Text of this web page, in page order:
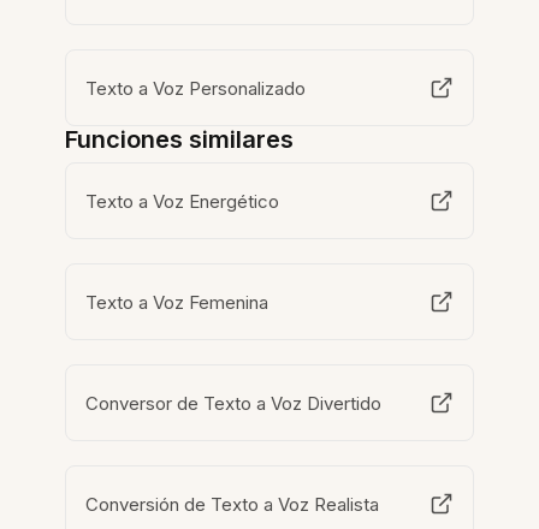
Texto a Voz Personalizado
Funciones similares
Texto a Voz Energético
Texto a Voz Femenina
Conversor de Texto a Voz Divertido
Conversión de Texto a Voz Realista